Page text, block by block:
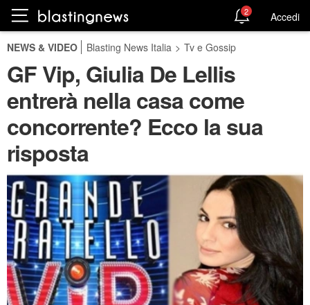
2 Accedi
NEWS & VIDEO Blasting News Italia > Tv e Gossip
GF Vip, Giulia De Lellis
entrerà nella casa come
concorrente? Ecco la sua
risposta